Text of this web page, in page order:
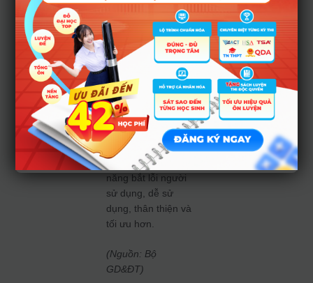
sẽ rà soát, đánh giá
lại toàn bộ quy trình
và các chức năng
của hệ thống phần
mềm. Sau đó, sẽ có
kế hoạch nâng cấp
để tiến tới hệ thống
đăng ký dự thi,
đăng ký nguyện
vọng và thanh toán
trực tuyến có khả
năng bắt lỗi người
sử dụng, dễ sử
dụng, thân thiện và
tối ưu hơn.
(Nguồn: Bộ
GD&ĐT)